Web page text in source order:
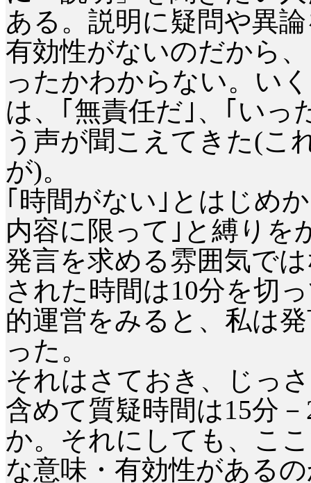
ある。説明に疑問や異
有効性がないのだから
ったかわからない。い
は、｢無責任だ｣、｢いっ
う声が聞こえてきた(こ
が)。
｢時間がない｣とはじめ
内容に限って｣と縛りを
発言を求める雰囲気で
された時間は10分を切
的運営をみると、私は
った。
それはさておき、じっ
含めて質疑時間は15分－
か。それにしても、こ
な意味・有効性がある